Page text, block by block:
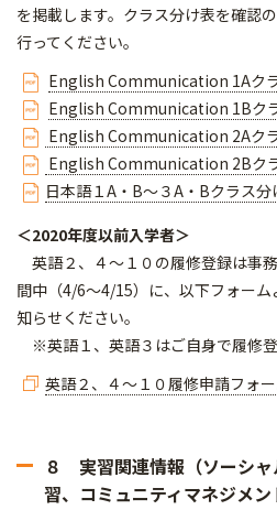
を掲載します。クラス分け表を確認
行ってください。
English Communication 1Aク
English Communication 1Bク
English Communication 2Aク
English Communication 2Bク
日本語１A・B～３A・Bクラス分
＜2020年度以前入学者＞
英語２、４～１０の履修登録は事
間中（4/6～4/15）に、以下フォー
知らせください。
※英語１、英語３はご自身で履修登
英語２、４～１０履修申請フォ
８ 実習関連情報（ソーシャ
習、コミュニティマネジメン